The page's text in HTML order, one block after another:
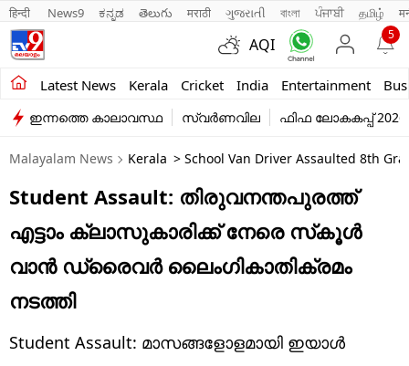
हिन्दी News9 ಕನ್ನಡ తెలుగు मराठी ગુજરાતી বাংলা ਪੰਜਾਬੀ தமிழ்
AQI
5
Latest News Kerala Cricket India Entertainment
Kerala
India
Entertainment
Business
Education
Lifestyle
ഇന്നത്തെ കാലാവസ്ഥ സ്വർണവില ഫിഫ ലോകകപ്പ് 2026
Malayalam News Kerala > School Van Driver Assaulted 8th
Student Assault: തിരുവനന്തപുരത്ത്
എട്ടാം ക്ലാസുകാരിക്ക് നേരെ സ്‌കൂള്‍
വാന്‍ ഡ്രൈവര്‍ ലൈംഗികാതിക്രമം
നടത്തി
Student Assault: മാസങ്ങളോളമായി ഇയാൾ